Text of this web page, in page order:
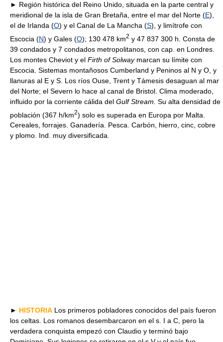
► Región histórica del Reino Unido, situada en la parte central y
meridional de la isla de Gran Bretaña, entre el mar del Norte (E),
el de Irlanda (O) y el Canal de La Mancha (S), y limítrofe con
Escocia (N) y Gales (O); 130 478 km2 y 47 837 300 h. Consta de
39 condados y 7 condados metropolitanos, con cap. en Londres.
Los montes Cheviot y el Firth of Solwaymarcan su límite con
Escocia. Sistemas montañosos Cumberland y Peninos al N y O, y
llanuras al E y S. Los ríos Ouse, Trent y Támesis desaguan al mar
del Norte; el Severn lo hace al canal de Bristol. Clima moderado,
influido por la corriente cálida del Gulf Stream. Su alta densidad de
población (367 h/km2) solo es superada en Europa por Malta.
Cereales, forrajes. Ganadería. Pesca. Carbón, hierro, cinc, cobre
y plomo. Ind. muy diversificada.
► HISTORIA Los primeros pobladores conocidos del país fueron
los celtas. Los romanos desembarcaron en el s. I a C, pero la
verdadera conquista empezó con Claudio y terminó bajo